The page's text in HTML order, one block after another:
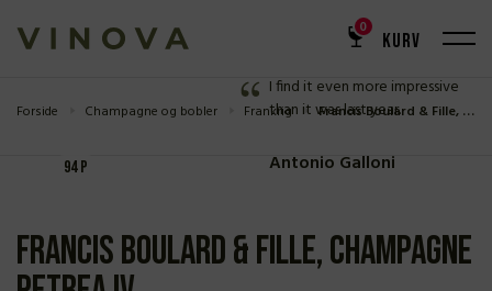
KURV
0
Forside Champagne og bobler Frankrig Francis Boulard & Fille, Champagne Petrea IV
94 P
ANMELDELSE
I find it even more impressive
than it was last year.
Antonio Galloni
Francis Boulard & Fille, Champagne